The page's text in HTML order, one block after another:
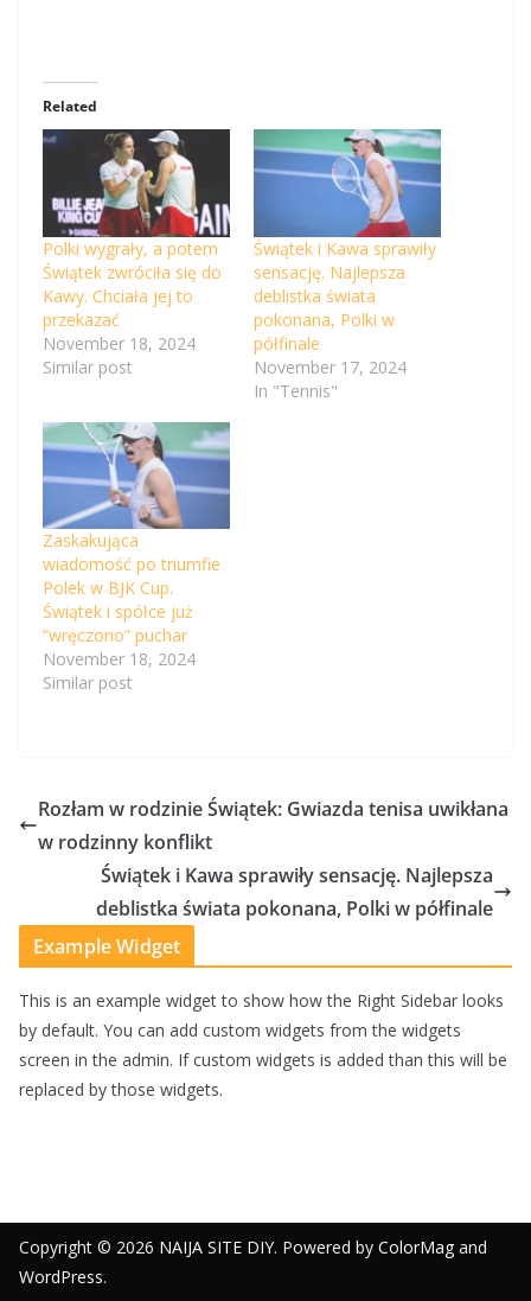
Related
Polki wygrały, a potem
Świątek zwróciła się do
Kawy. Chciała jej to
przekazać
November 18, 2024
Similar post
Świątek i Kawa sprawiły
sensację. Najlepsza
deblistka świata
pokonana, Polki w
półfinale
November 17, 2024
In "Tennis"
Zaskakująca
wiadomość po triumfie
Polek w BJK Cup.
Świątek i spółce już
“wręczono” puchar
November 18, 2024
Similar post
Rozłam w rodzinie Świątek: Gwiazda tenisa uwikłana
w rodzinny konflikt
Świątek i Kawa sprawiły sensację. Najlepsza
deblistka świata pokonana, Polki w półfinale
Example Widget
This is an example widget to show how the Right Sidebar looks
by default. You can add custom widgets from the widgets
screen in the admin. If custom widgets is added than this will be
replaced by those widgets.
Copyright © 2026 NAIJA SITE DIY. Powered by ColorMag and
WordPress.